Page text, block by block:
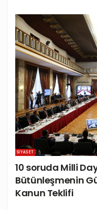
SIYASET
10 soruda Milli
Bütünleşmenin
Kanun Teklifi